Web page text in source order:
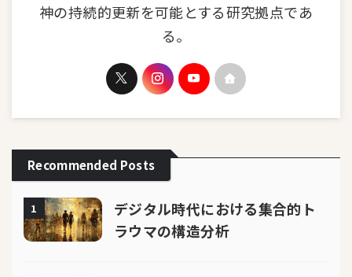
神の持続的更新を可能とする研究拠点であ
る。
Recommended Posts
1
デジタル時代における集合的ト
ラウマの構造分析